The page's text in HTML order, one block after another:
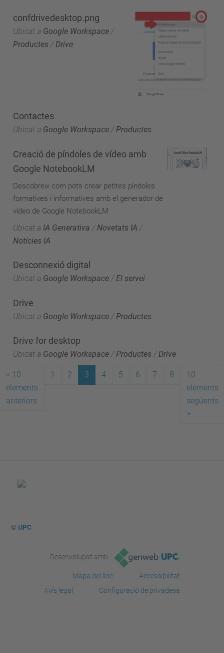
confdrivedesktop.png
Ubicat a Google Workspace /
Productes /Drive
Contactes
Ubicat a Google Workspace /Productes
Creació de píndoles de vídeo amb
Google NotebookLM
Descobreix com pots crear petites píndoles
formatives i informatives amb el generador de
vídeo de Google NotebookLM
Ubicat a IA Generativa /Novetats IA /
Notícies IA
Desconnexió digital
Ubicat a Google Workspace /El servei
Drive
Ubicat a Google Workspace /Productes
Drive for desktop
Ubicat a Google Workspace /Productes /Drive
< 10
elements
anteriors
1 2 3 4 5 6 7 8
10
elements
següents
>
© UPC
Desenvolupat amb
Mapa del lloc
Accessibilitat
Avís legal
Configuració de privadesa